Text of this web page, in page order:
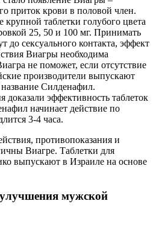
приток крови в половой член.
крупной таблетки голубого цвета
25, 50 и 100 мг. Принимать
до сексуального контакта, эффект
Виагры необходима
не поможет, если отсутствие
производители выпускают
Силденафил.
доказали эффективность таблеток
начинает действие по
3-4 часа.
противопоказания и
Виагре. Таблетки для
выпускают в Израиле на основе
мужской